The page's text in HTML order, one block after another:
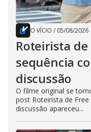
O VÍCIO / 05/08/2026
Roteirista de
sequência
discussão
O filme original se
post Roteirista de
discussão apareceu...